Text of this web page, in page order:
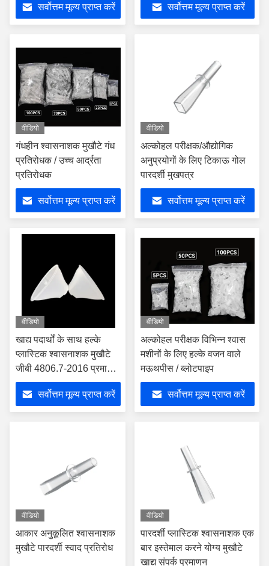
सर्वोत्तम मूल्य प्राप्त करें सर्वोत्तम मूल्य प्राप्त करें
वीडियो
गंधहीन श्वासनाशक मुखौटे गंध
प्रतिरोधक / उच्च आर्द्रता
प्रतिरोधक
सर्वोत्तम मूल्य प्राप्त करें
वीडियो
अल्कोहल परीक्षक/औद्योगिक
अनुप्रयोगों के लिए टिकाऊ गोल
पारदर्शी मुखपत्र
सर्वोत्तम मूल्य प्राप्त करें
वीडियो
खाद्य पदार्थों के साथ हल्के
प्लास्टिक श्वासनाशक मुखौटे
जीबी 4806.7-2016 प्रमाण
पत्र
सर्वोत्तम मूल्य प्राप्त करें
वीडियो
अल्कोहल परीक्षक विभिन्न श्वास
मशीनों के लिए हल्के वजन वाले
मऊथपीस / ब्लोटपाइप
सर्वोत्तम मूल्य प्राप्त करें
वीडियो
आकार अनुकूलित श्वासनाशक
मुखौटे पारदर्शी स्वाद प्रतिरोध
वीडियो
पारदर्शी प्लास्टिक श्वासनाशक एक
बार इस्तेमाल करने योग्य मुखौटे
खाद्य संपर्क प्रमाणन